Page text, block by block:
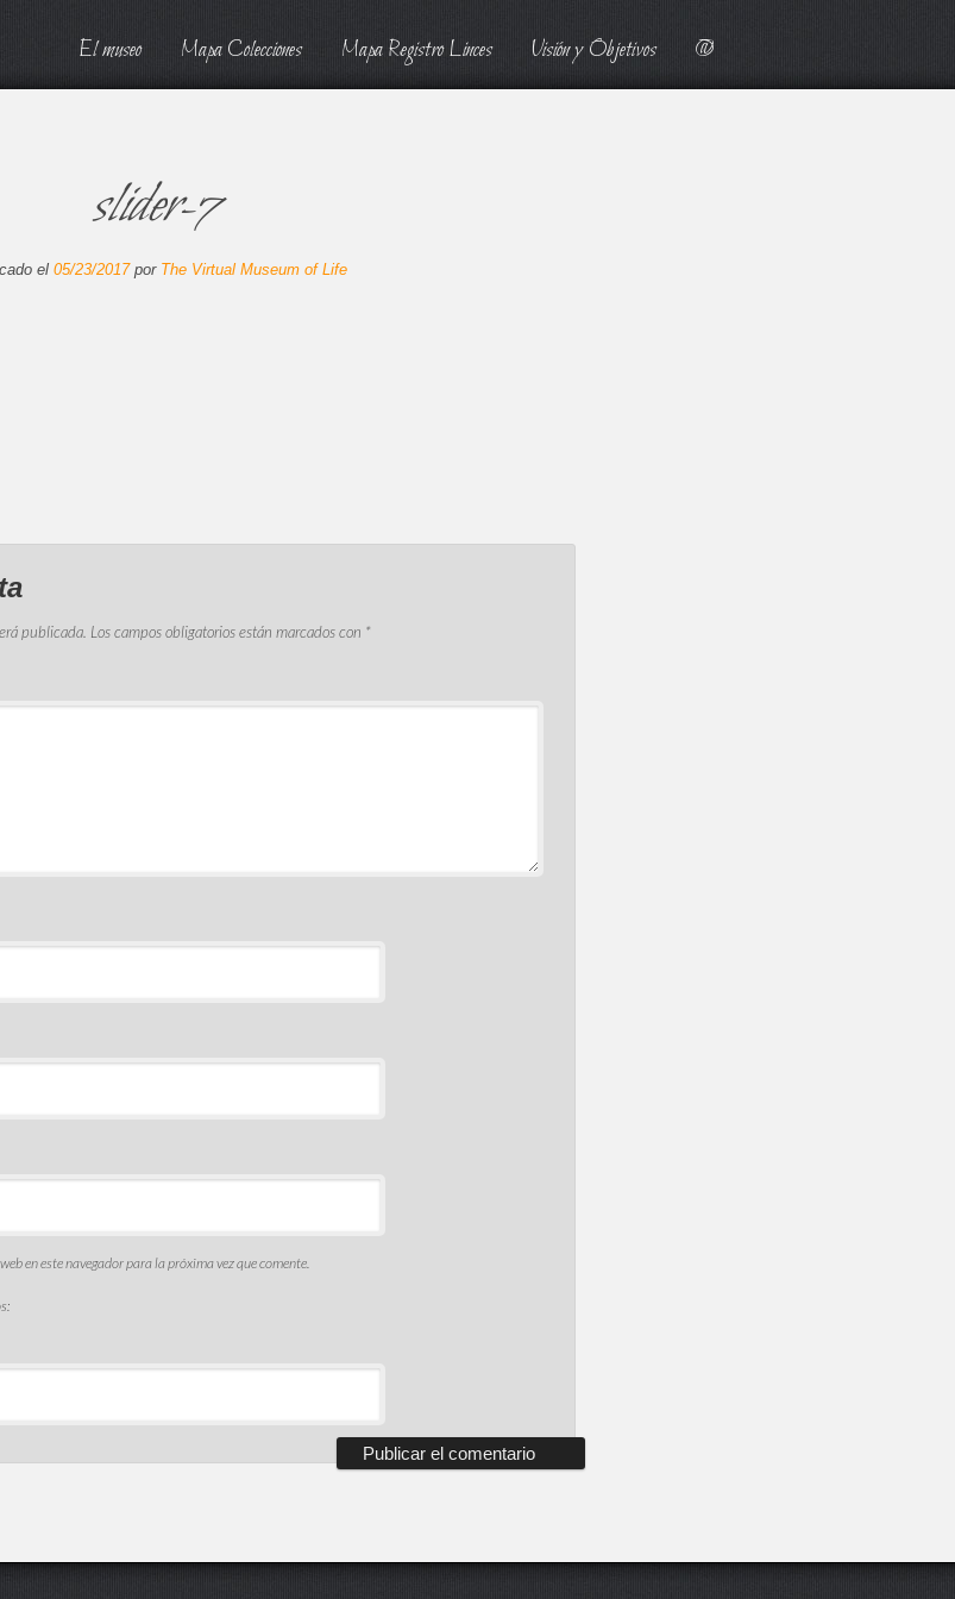
El museo Mapa Colecciones Mapa Registro Linces Visión y Objetivos @
slider-7
el 05/23/2017 por The Virtual Museum of Life
publicada. Los campos obligatorios están marcados con *
en este navegador para la próxima vez que comente.